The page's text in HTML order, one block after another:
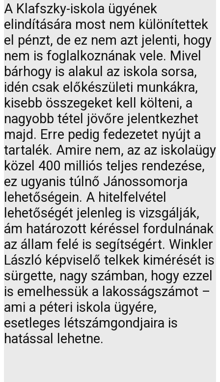
A Klafszky-iskola ügyének
elindítására most nem különítettek
el pénzt, de ez nem azt jelenti, hogy
nem is foglalkoznának vele. Mivel
bárhogy is alakul az iskola sorsa,
idén csak előkészületi munkákra,
kisebb összegeket kell költeni, a
nagyobb tétel jövőre jelentkezhet
majd. Erre pedig fedezetet nyújt a
tartalék. Amire nem, az az iskolaügy
közel 400 milliós teljes rendezése,
ez ugyanis túlnő Jánossomorja
lehetőségein. A hitelfelvétel
lehetőségét jelenleg is vizsgálják,
ám határozott kéréssel fordulnának
az állam felé is segítségért. Winkler
László képviselő telkek kimérését is
sürgette, nagy számban, hogy ezzel
is emelhessük a lakosságszámot –
ami a péteri iskola ügyére,
esetleges létszámgondjaira is
hatással lehetne.